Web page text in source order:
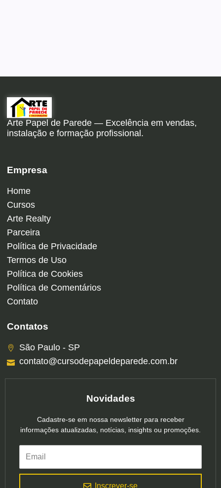
Arte Papel de Parede — Excelência em vendas,
instalação e formação profissional.
Empresa
Home
Cursos
Arte Realty
Parceira
Política de Privacidade
Termos de Uso
Política de Cookies
Política de Comentários
Contato
Contatos
São Paulo - SP
contato@cursodepapeldeparede.com.br
Novidades
Cadastre-se em nossa newsletter para receber
informações atualizadas, notícias, insights ou promoções.
Inscrever-se